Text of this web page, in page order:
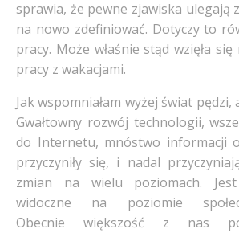
sprawia, że pewne zjawiska ulegają
na nowo zdefiniować. Dotyczy to
pracy. Może właśnie stąd wzięła się
pracy z wakacjami.
Jak wspomniałam wyżej świat pędzi,
Gwałtowny rozwój technologii,
do Internetu, mnóstwo informacji
przyczyniły się, i nadal
zmian na wielu poziomach.
widoczne na poziomie
Obecnie większość z nas